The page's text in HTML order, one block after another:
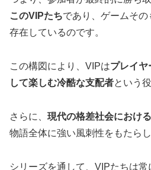
このVIPたちであり、ゲームそ
存在しているのです。
この構図により、VIPはプレイヤ
して楽しむ冷酷な支配者という
さらに、 現代の格差社会におけ
物語全体に強い風刺性をもたら
シリーズを通して、VIPたちは常